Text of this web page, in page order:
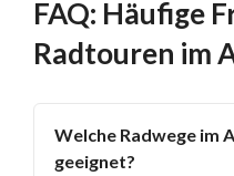
FAQ: Häufige
Radtouren im
Welche Radwege im
geeignet?